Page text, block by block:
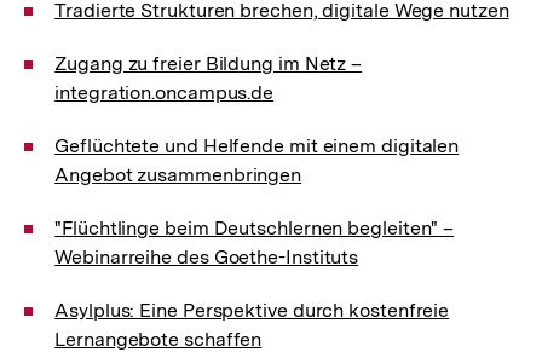
Tradierte Strukturen brechen, digitale Wege nutzen
Zugang zu freier Bildung im Netz –
integration.oncampus.de
Geflüchtete und Helfende mit einem digitalen
Angebot zusammenbringen
"Flüchtlinge beim Deutschlernen begleiten" –
Webinarreihe des Goethe-Instituts
Asylplus: Eine Perspektive durch kostenfreie
Lernangebote schaffen